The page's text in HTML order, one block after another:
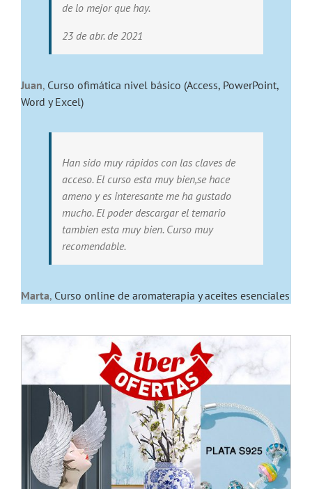
de lo mejor que hay.
23 de abr. de 2021
Juan, Curso ofimática nivel básico (Access, PowerPoint,
Word y Excel)
Han sido muy rápidos con las claves de
acceso. El curso esta muy bien,se hace
ameno y es interesante me ha gustado
mucho. El poder descargar el temario
tambien esta muy bien. Curso muy
recomendable.
Marta, Curso online de aromaterapia y aceites esenciales